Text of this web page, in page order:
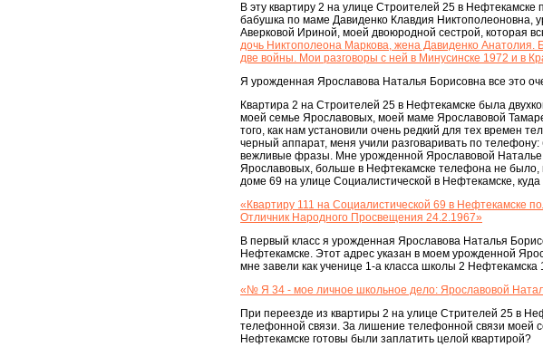
В эту квартиру 2 на улице Строителей 25 в Нефтекамске
бабушка по маме Давиденко Клавдия Никтополеоновна,
Аверковой Ириной, моей двоюродной сестрой, которая
дочь Никтополеона Маркова, жена Давиденко Анатолия.
две войны. Мои разговоры с ней в Минусинске 1972 и в
Я урожденная Ярославова Наталья Борисовна все это
Квартира 2 на Строителей 25 в Нефтекамске была
моей семье Ярославовых, моей маме Ярославовой
того, как нам установили очень редкий для тех времен
черный аппарат, меня учили разговаривать по
вежливые фразы. Мне урожденной Ярославовой Наталье
Ярославовых, больше в Нефтекамске телефона не было,
доме 69 на улице Социалистической в Нефтекамске,
«Квартиру 111 на Социалистической 69 в Нефтекамске
Отличник Народного Просвещения 24.2.1967»
В первый класс я урожденная Ярославова Наталья
Нефтекамске. Этот адрес указан в моем урожденной
мне завели как ученице 1-а класса школы 2 Нефтекамска
«№ Я 34 - мое личное школьное дело: Ярославовой
При переезде из квартиры 2 на улице Стрителей 25 в
телефонной связи. За лишение телефонной связи моей
Нефтекамске готовы были заплатить целой квартирой?